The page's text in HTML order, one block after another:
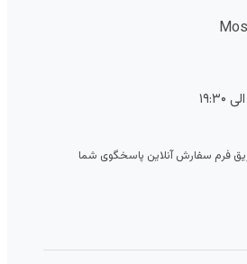
فرم سفارش آنلاین پاسخگوی شما